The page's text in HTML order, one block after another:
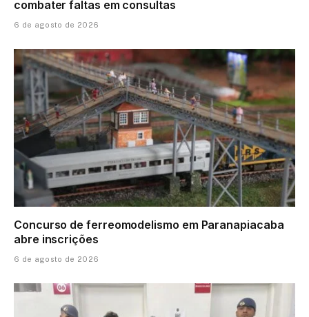
combater faltas em consultas
6 de agosto de 2026
Concurso de ferreomodelismo em Paranapiacaba
abre inscrições
6 de agosto de 2026